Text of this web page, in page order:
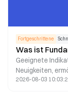
Fortgeschrittene
Was ist
Geeignete
Neuigkeiten,
2026-08-03